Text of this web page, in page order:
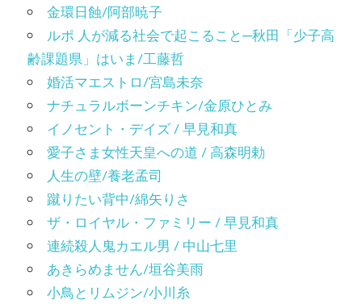
金環日蝕/阿部暁子
ルポ 人が減る社会で起こること─秋田「少子高
齢課題県」はいま/工藤哲
婚活マエストロ/宮島未奈
ナチュラルボーンチキン/金原ひとみ
イノセント・デイズ / 早見和真
愛子さま女性天皇への道 / 高森明勅
人生の壁/養老孟司
蹴りたい背中/綿矢りさ
ザ・ロイヤル・ファミリー / 早見和真
連続殺人鬼カエル男 / 中山七里
あきらめません/垣谷美雨
小鳥とリムジン/小川糸